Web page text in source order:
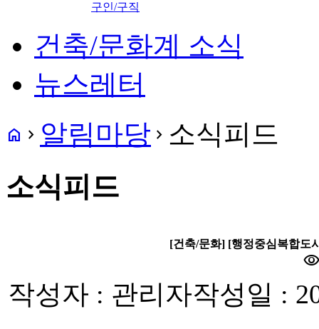
구인/구직
건축/문화계 소식
뉴스레터
home navigate_next 알림마당 navigate_next 소식피드
소식피드
[건축/문화] [행정중심복합도
작성자 : 관리자작성일 :